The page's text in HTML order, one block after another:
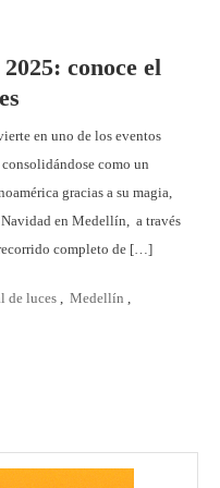
conoce el
en uno de los eventos
como un
gracias a su magia,
en Medellín, a través
completo de […]
de luces, Medellín ,